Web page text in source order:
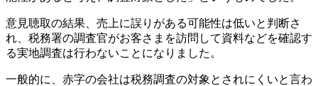
意見聴取の結果、売上に誤りがある可能性は低いと判断さ
れ、税務署の調査官がお客さまを訪問して資料などを確認す
る実地調査は行わないことになりました。
一般的に、赤字の会社は税務調査の対象とされにくいと言わ